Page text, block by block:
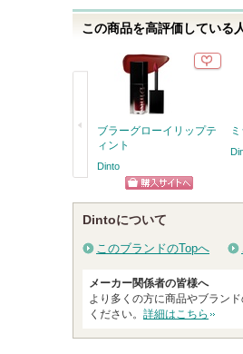
さ
れ
て
す
この商品を高評価している
る
ブラーグローイリップテ
ィント
Dinto
ショッピン
グサイトへ
Dintoについて
このブランドのTopへ
メーカー関係者の皆様へ
より多くの方に商品やブラン
ください。 詳細はこちら